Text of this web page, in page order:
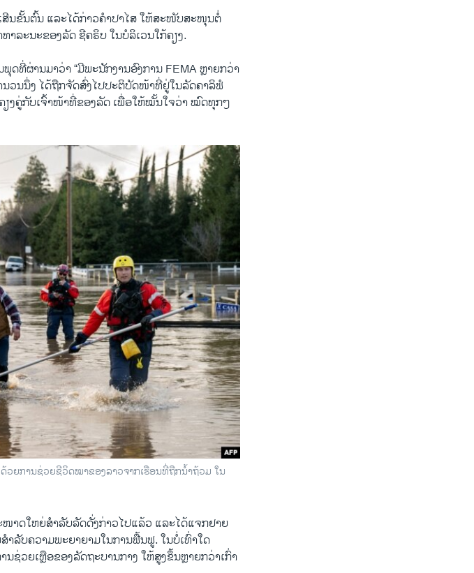
ນ​ຂັ້ນ​ຕົ້ນ ແລະໄດ້​ກ່າວ​ຄຳ​ປາ​ໄສ ​ໃຫ້ສະໜັບສະໜຸນຕໍ່​
ລະນະຂອງລັດ ຊີຄຣິບ ໃນບໍລິເວນໃກ້ຄຽງ.
ດທີ່ຜ່ານມາວ່າ “ມີພະນັກງານອົງ​ການ FEMA ຫຼາຍກວ່າ
ວນນຶ່ງ ໄດ້ຖືກຈັດສົ່ງໄປປະຕິບັດໜ້າທີ່ຢູ່ໃນລັດຄາລິຟໍ
ງຄູ່ກັບເຈົ້າໜ້າທີ່ຂອງລັດ ເພື່ອໃຫ້ໝັ້ນໃຈວ່າ ໝົດທຸກໆ
ດ້ວຍການຊ່ວຍຊີວິດໝາຂອງລາວຈາກເຮືອນທີ່ຖືກນໍ້າຖ້ວມ ໃນ
າດໃຫຍ່ສໍາລັບລັດດັ່ງກ່າວໄປແລ້ວ ແລະໄດ້ແຈກຢາຍ
າລັບຄວາມພະຍາຍາມໃນການຟື້ນຟູ. ໃນບໍ່ເທົ່າໃດ
ຊ່ວຍເຫຼືອຂອງລັດຖະບານກາງ ໃຫ້ສູງຂຶ້ນຫຼາຍກວ່າເກົ່າ